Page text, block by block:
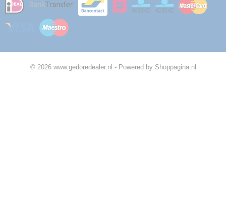
© 2026 www.gedoredealer.nl - Powered by Shoppagina.nl